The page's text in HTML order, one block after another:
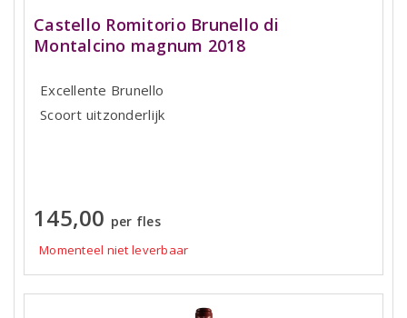
Castello Romitorio Brunello di
Montalcino magnum 2018
Excellente Brunello
Scoort uitzonderlijk
145,00 per fles
Momenteel niet leverbaar